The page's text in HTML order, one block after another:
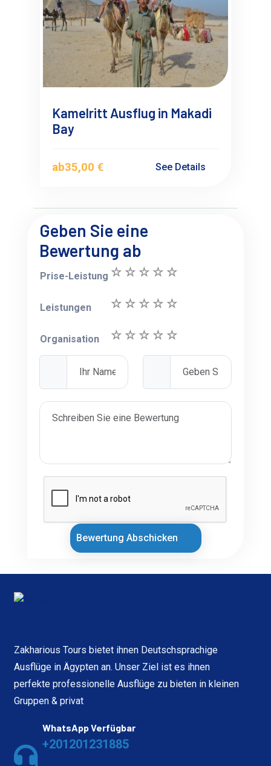
Kamelritt Ausflug in Makadi
Bay
ab35,00 € See Details
Geben Sie eine
Bewertung ab
Prise-Leistung
Leistungen
Organisation
Bewertung Abschicken
Zakharious Tours bietet ihnen Deutschsprachige
Ausflüge in Ägypten an. Unser Ziel ist es ihnen
perfekte professionelle Ausflüge zu bieten in kleinen
Gruppen & privat
WhatsApp Verfügbar
+201201231885